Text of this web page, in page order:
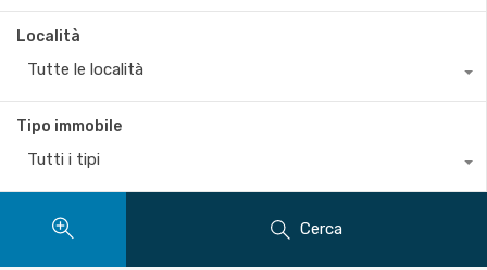
Località
Tutte le località
Tipo immobile
Tutti i tipi
Cerca